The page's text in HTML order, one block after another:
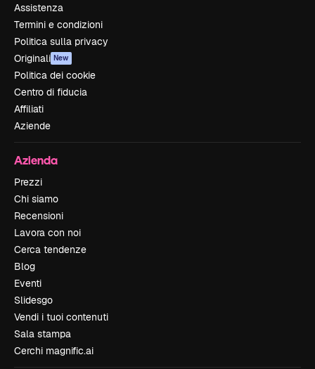
Assistenza
Termini e condizioni
Politica sulla privacy
Originali New
Politica dei cookie
Centro di fiducia
Affiliati
Aziende
Azienda
Prezzi
Chi siamo
Recensioni
Lavora con noi
Cerca tendenze
Blog
Eventi
Slidesgo
Vendi i tuoi contenuti
Sala stampa
Cerchi magnific.ai